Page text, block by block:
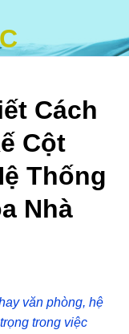
Cách
Cột
Thống
Nhà
văn phòng, hệ
trong việc